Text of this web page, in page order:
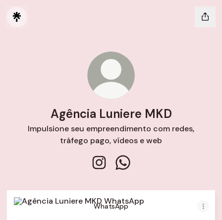
Agência Luniere MKD
Impulsione seu empreendimento com redes,
tráfego pago, vídeos e web
WhatsApp
WhatsApp